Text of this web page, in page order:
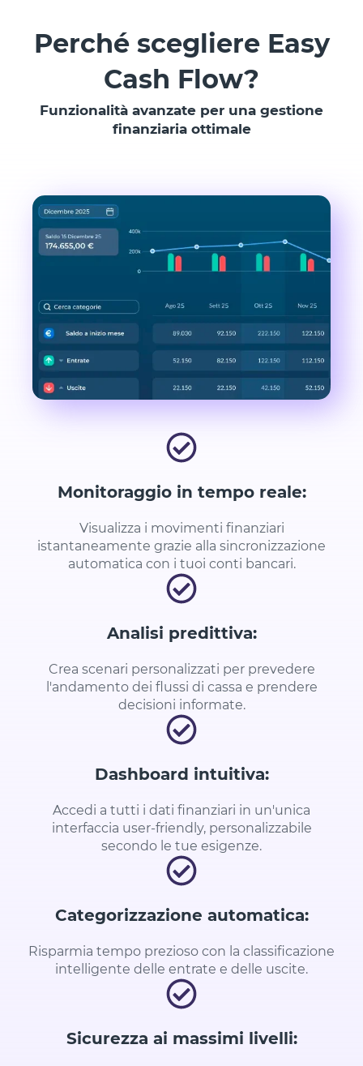
Perché scegliere Easy
Cash Flow?
Funzionalità avanzate per una gestione
finanziaria ottimale
Monitoraggio in tempo reale:
Visualizza i movimenti finanziari
istantaneamente grazie alla sincronizzazione
automatica con i tuoi conti bancari.
Analisi predittiva:
Crea scenari personalizzati per prevedere
l'andamento dei flussi di cassa e prendere
decisioni informate.
Dashboard intuitiva:
Accedi a tutti i dati finanziari in un'unica
interfaccia user-friendly, personalizzabile
secondo le tue esigenze.
Categorizzazione automatica:
Risparmia tempo prezioso con la classificazione
intelligente delle entrate e delle uscite.
Sicurezza ai massimi livelli: